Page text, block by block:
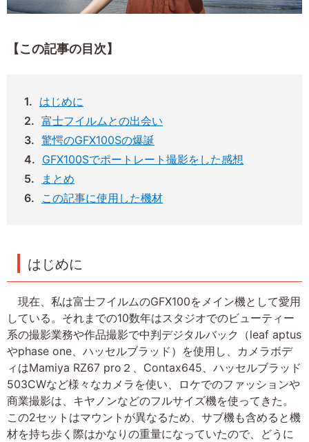
【この記事の目次】
はじめに
富士フイルムとの出会い
驚愕のGFX100Sの爆誕
GFX100Sでポートレート撮影をした感想
まとめ
この記事に使用した機材
はじめに
現在、私は富士フイルムのGFX100をメイン機として愛用
している。それまでの10数年はスタジオでのビューティー
系の撮影業務や作品撮影で中判デジタルバック（leaf aptus
やphase one、ハッセルブラッド）を使用し、カメラボデ
ィはMamiya RZ67 pro２、Contax645、ハッセルブラッド
503CWなど様々なカメラを使い、ロケでのファッションや
商業撮影は、キヤノンなどのフルサイズ機を使ってきた。
この2セットはマウントが異なるため、サブ機も含めると機
材を持ち歩く際はかなりの重量になっていたので、どうに